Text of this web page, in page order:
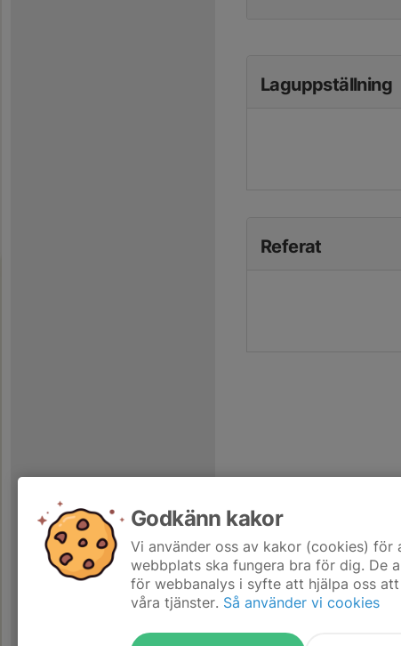
Laguppställning
Referat
Godkänn kakor
Vi använder oss av kakor (cookies) för
webbplats ska fungera bra för dig. De
för webbanalys i syfte att hjälpa oss
våra tjänster. Så använder vi cookies